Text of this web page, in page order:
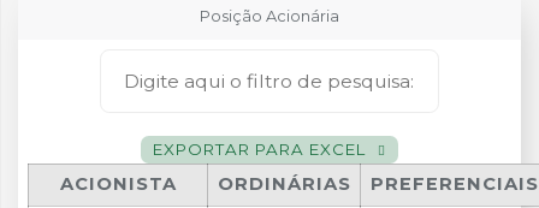
Posição Acionária
EXPORTAR PARA EXCEL
ACIONISTA ORDINÁRIAS
PREFERENCIAIS